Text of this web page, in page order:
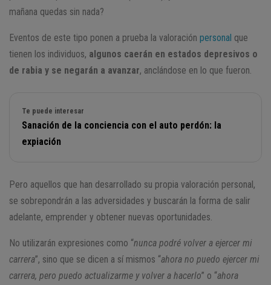
mañana quedas sin nada?
Eventos de este tipo ponen a prueba la valoración personal que
tienen los individuos, algunos caerán en estados depresivos o
de rabia y se negarán a avanzar, anclándose en lo que fueron.
Te puede interesar
Sanación de la conciencia con el auto perdón: la
expiación
Pero aquellos que han desarrollado su propia valoración personal,
se sobrepondrán a las adversidades y buscarán la forma de salir
adelante, emprender y obtener nuevas oportunidades.
No utilizarán expresiones como “nunca podré volver a ejercer mi
carrera”, sino que se dicen a sí mismos “ahora no puedo ejercer mi
carrera, pero puedo actualizarme y volver a hacerlo” o “ahora